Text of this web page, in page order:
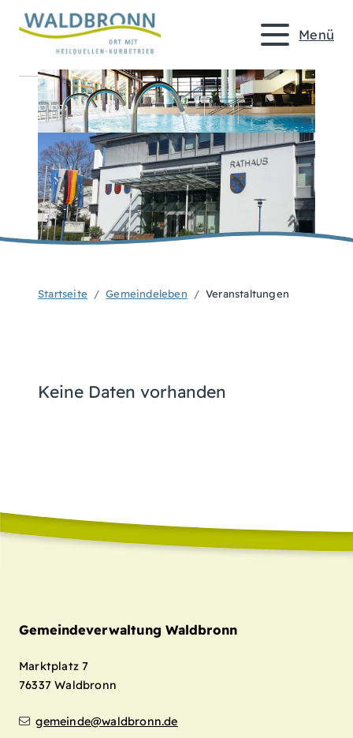
Menü
Startseite Gemeindeleben Veranstaltungen
Keine Daten vorhanden
Gemeindeverwaltung Waldbronn
Marktplatz 7
76337 Waldbronn
gemeinde@waldbronn.de